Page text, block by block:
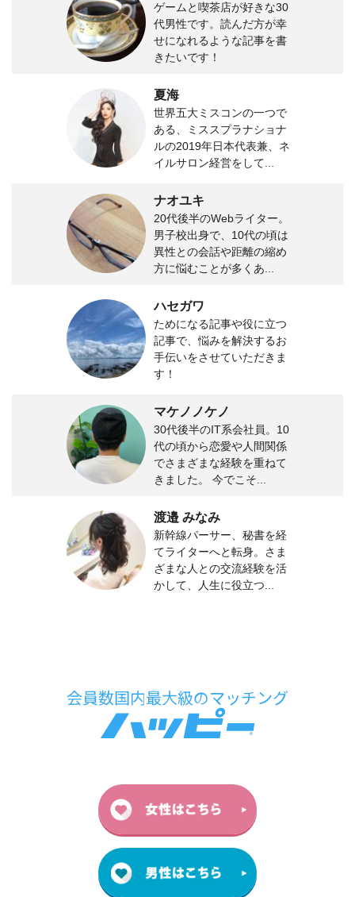
ゲームと喫茶店が好きな30
代男性です。読んだ方が幸
せになれるような記事を書
きたいです！
夏海
世界五大ミスコンの一つで
ある、ミススプラナショナ
ルの2019年日本代表兼、ネ
イルサロン経営をして...
ナオユキ
20代後半のWebライター。
男子校出身で、10代の頃は
異性との会話や距離の縮め
方に悩むことが多くあ...
ハセガワ
ためになる記事や役に立つ
記事で、悩みを解決するお
手伝いをさせていただきま
す！
マケノノケノ
30代後半のIT系会社員。10
代の頃から恋愛や人間関係
でさまざまな経験を重ねて
きました。 今でこそ...
渡邉 みなみ
新幹線パーサー、秘書を経
てライターへと転身。さま
ざまな人との交流経験を活
かして、人生に役立つ...